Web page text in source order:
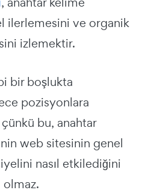
ilerlemesini ve organik
izlemektir.
bir boşlukta
pozisyonlara
çünkü bu, anahtar
web sitesinin genel
nasıl etkilediğini
olmaz.